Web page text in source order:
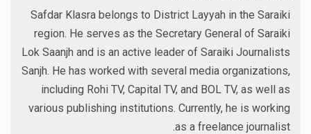
Safdar Klasra belongs to District Layyah in the Saraiki
region. He serves as the Secretary General of Saraiki
Lok Saanjh and is an active leader of Saraiki Journalists
Sanjh. He has worked with several media organizations,
including Rohi TV, Capital TV, and BOL TV, as well as
various publishing institutions. Currently, he is working
as a freelance journalist.